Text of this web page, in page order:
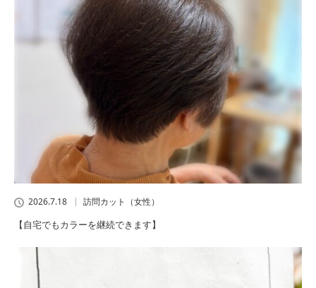
2026.7.18 訪問カット（女性）
【自宅でもカラーを継続できます】